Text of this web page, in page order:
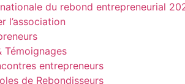
du rebond entrepreneurial
l’association
Témoignages
entrepreneurs
de Rebondisseurs